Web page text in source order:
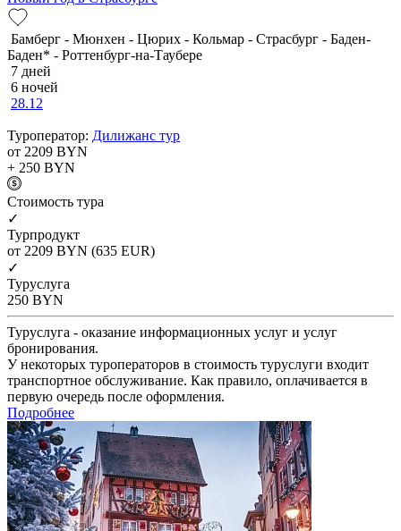
Бамберг - Мюнхен - Цюрих - Кольмар - Страсбург - Баден-
Баден* - Роттенбург-на-Таубере
7 дней
6 ночей
28.12
Туроператор: Дилижанс тур
от 2209 BYN
+ 250 BYN
Cтоимость тура
✓
Турпродукт
от 2209 BYN (635 EUR)
✓
Туруслуга
250 BYN
Туруслуга - оказание информационных услуг и услуг
бронирования.
У некоторых туроператоров в стоимость туруслуги входит
транспортное обслуживание. Как правило, оплачивается в
первую очередь после оформления.
Подробнее